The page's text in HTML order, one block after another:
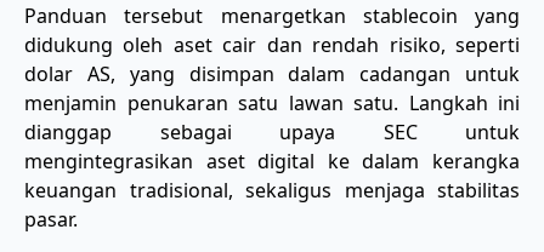
Panduan tersebut menargetkan stablecoin yang
didukung oleh aset cair dan rendah risiko, seperti
dolar AS, yang disimpan dalam cadangan untuk
menjamin penukaran satu lawan satu. Langkah ini
dianggap sebagai upaya SEC untuk
mengintegrasikan aset digital ke dalam kerangka
keuangan tradisional, sekaligus menjaga stabilitas
pasar.